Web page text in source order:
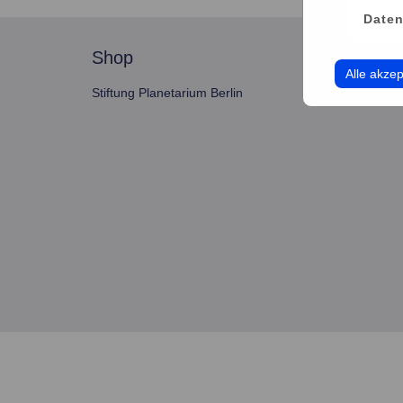
Alle
shop
Stiftung Planetarium Berlin Konto